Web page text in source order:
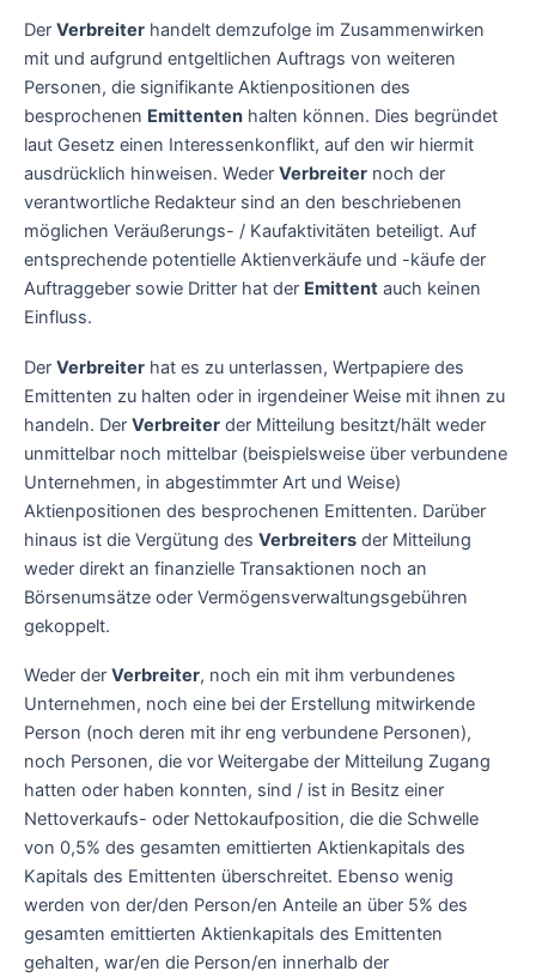
Der Verbreiter handelt demzufolge im Zusammenwirken
mit und aufgrund entgeltlichen Auftrags von weiteren
Personen, die signifikante Aktienpositionen des
besprochenen Emittenten halten können. Dies begründet
laut Gesetz einen Interessenkonflikt, auf den wir hiermit
ausdrücklich hinweisen. Weder Verbreiter noch der
verantwortliche Redakteur sind an den beschriebenen
möglichen Veräußerungs- / Kaufaktivitäten beteiligt. Auf
entsprechende potentielle Aktienverkäufe und -käufe der
Auftraggeber sowie Dritter hat der Emittent auch keinen
Einfluss.
Der Verbreiter hat es zu unterlassen, Wertpapiere des
Emittenten zu halten oder in irgendeiner Weise mit ihnen zu
handeln. Der Verbreiter der Mitteilung besitzt/hält weder
unmittelbar noch mittelbar (beispielsweise über verbundene
Unternehmen, in abgestimmter Art und Weise)
Aktienpositionen des besprochenen Emittenten. Darüber
hinaus ist die Vergütung des Verbreiters der Mitteilung
weder direkt an finanzielle Transaktionen noch an
Börsenumsätze oder Vermögensverwaltungsgebühren
gekoppelt.
Weder der Verbreiter, noch ein mit ihm verbundenes
Unternehmen, noch eine bei der Erstellung mitwirkende
Person (noch deren mit ihr eng verbundene Personen),
noch Personen, die vor Weitergabe der Mitteilung Zugang
hatten oder haben konnten, sind / ist in Besitz einer
Nettoverkaufs- oder Nettokaufposition, die die Schwelle
von 0,5% des gesamten emittierten Aktienkapitals des
Kapitals des Emittenten überschreitet. Ebenso wenig
werden von der/den Person/en Anteile an über 5% des
gesamten emittierten Aktienkapitals des Emittenten
gehalten, war/en die Person/en innerhalb der